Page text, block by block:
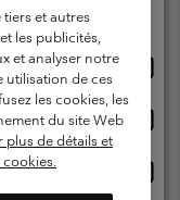
Impressum
18h
et autres
les publicités,
et analyser notre
utilisation de ces
les cookies, les
du site Web
plus de détails et
ligne
ligne